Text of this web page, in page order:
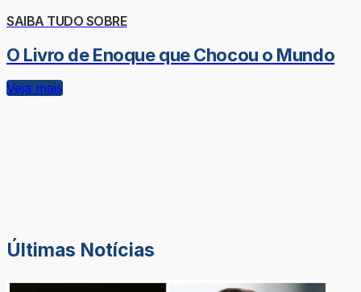
SAIBA TUDO SOBRE
O Livro de Enoque que Chocou o Mundo
Veja mais
Últimas Notícias